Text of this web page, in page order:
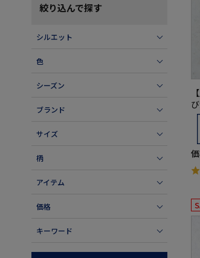
絞り込んで探す
シルエット
色
シーズン
ブランド
サイズ
柄
アイテム
価格
キーワード